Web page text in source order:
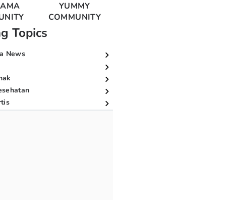
YUMMY
COMMUNITY
Topics
News